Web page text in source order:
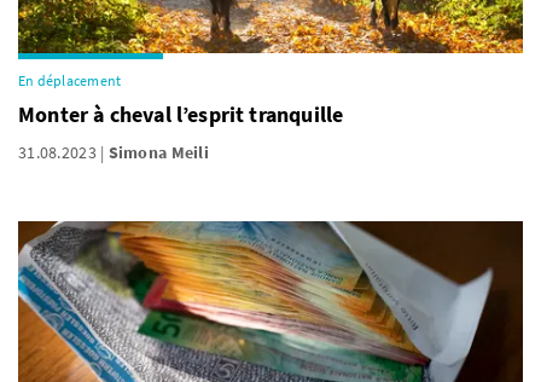
En déplacement
Monter à cheval l’esprit tranquille
31.08.2023 Simona Meili